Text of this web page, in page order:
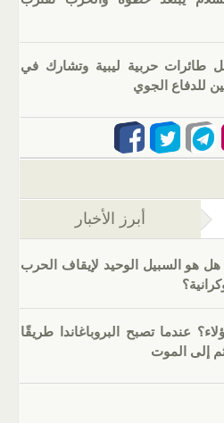
طائرات حربية ليبية وتشارك في
للدفاع الجوي
التبويب النشطة)
أبرز الأخبار
هو السبيل الوحيد لإيقاف الحرب
عندما تصبح البروباغاندا طريقًا
إلى الموت